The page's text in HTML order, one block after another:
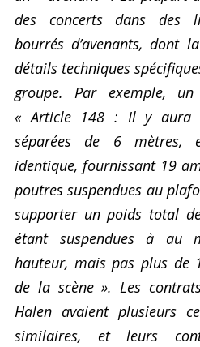
des concerts dans des
bourrés d’avenants, dont
détails techniques
groupe. Par exemple,
« Article 148 : Il y aura
séparées de 6 mètres,
identique, fournissant 19
poutres suspendues au
supporter un poids total
étant suspendues à au
hauteur, mais pas plus de
de la scène ». Les
Halen avaient plusieurs
similaires, et leurs